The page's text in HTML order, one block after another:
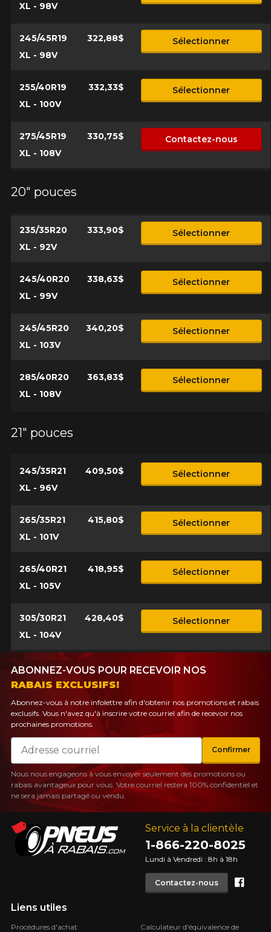
XL - 98V
245/45R19
XL - 98V
322,88$ Sélectionner
255/40R19
XL - 100V
332,33$ Sélectionner
275/45R19
XL - 108V
330,75$ Contactez-nous
20" pouces
235/35R20
XL - 92V
333,90$ Sélectionner
245/40R20
XL - 99V
338,63$ Sélectionner
245/45R20
XL - 103V
340,20$ Sélectionner
285/40R20
XL - 108V
363,83$ Sélectionner
21" pouces
245/35R21
XL - 96V
409,50$ Sélectionner
265/35R21
XL - 101V
415,80$ Sélectionner
265/40R21
XL - 105V
418,95$ Sélectionner
305/30R21
XL - 104V
428,40$ Sélectionner
Service à la clientèle
1-866-220-8025
Lundi à Vendredi : 8h à 18h
Contactez-nous
Liens utiles
Procédures d'achat Calculateur d'équivalence de
ABONNEZ-VOUS POUR RECEVOIR NOS
RABAIS EXCLUSIFS!
Abonnez-vous à notre infolettre afin d'obtenir nos promotions et rabais
exclusifs. Vous n'avez qu'à inscrire votre courriel afin de recevoir nos
prochaines promotions.
Courriel
Confirmer
Nous nous engageons à vous envoyer seulement des promotions ou
rabais avantageux pour vous. Votre courriel restera 100% confidentiel et
ne sera jamais partagé ou vendu.